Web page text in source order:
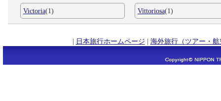
Victoria(1) Vittoriosa(1)
| 日本旅行ホームページ | 海外旅行（ツアー・航